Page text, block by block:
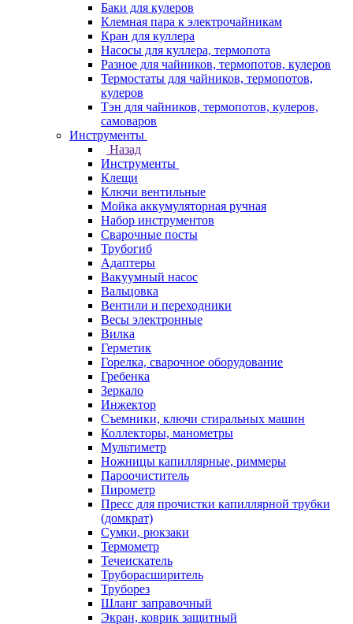
Баки для кулеров
Клемная пара к электрочайникам
Кран для куллера
Насосы для куллера, термопота
Разное для чайников, термопотов, кулеров
Термостаты для чайников, термопотов,
кулеров
Тэн для чайников, термопотов, кулеров,
самоваров
Инструменты
Назад
Инструменты
Клещи
Ключи вентильные
Мойка аккумуляторная ручная
Набор инструментов
Сварочные посты
Трубогиб
Aдаптеры
Вакуумный насос
Вальцовка
Вентили и переходники
Весы электронные
Вилка
Герметик
Горелка, сварочное оборудование
Гребенка
Зеркало
Инжектор
Съемники, ключи стиральных машин
Коллекторы, манометры
Мультиметр
Ножницы капиллярные, риммеры
Пароочиститель
Пирометр
Пресс для прочистки капиллярной трубки
(домкрат)
Сумки, рюкзаки
Термометр
Течеискатель
Труборасширитель
Труборез
Шланг заправочный
Экран, коврик защитный